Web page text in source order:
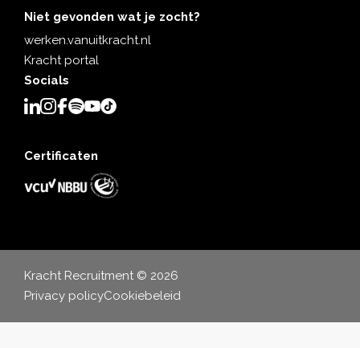
Niet gevonden wat je zocht?
werken.vanuitkracht.nl
Kracht portal
Socials
Certificaten
Kracht Recruitment © 2026
Privacy policyCookiebeleid